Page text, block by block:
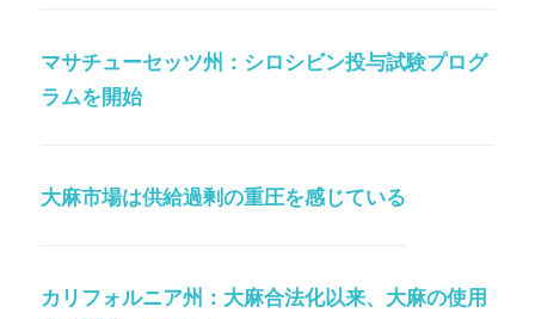
マサチューセッツ州：シロシビン投与試験プログ
ラムを開始
大麻市場は供給過剰の重圧を感じている
カリフォルニア州：大麻合法化以来、大麻の使用